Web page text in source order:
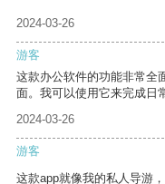
2024-03-26
游客
这款办公软件的功能非常全
面。我可以使用它来完成日
2024-03-26
游客
这款app就像我的私人导游